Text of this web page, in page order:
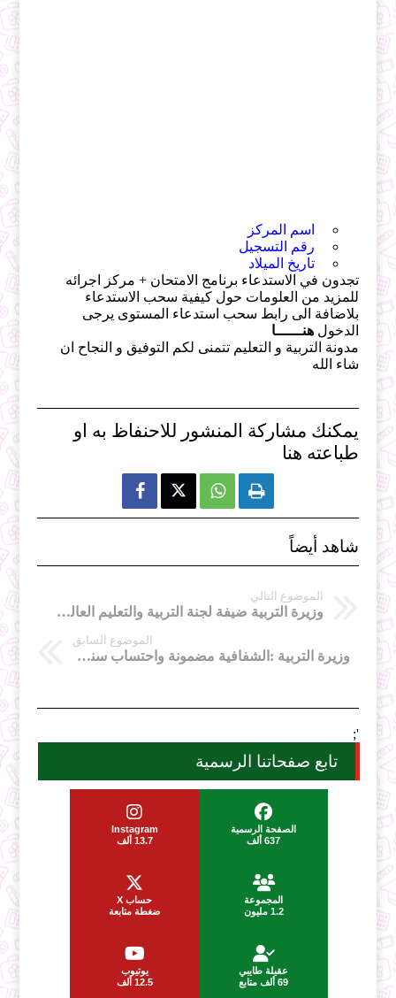
اسم المركز
رقم التسجيل
تاريخ الميلاد
تجدون في الاستدعاء برنامج الامتحان + مركز اجرائه
للمزيد من العلومات حول كيفية سحب الاستدعاء
بلاضافة الى رابط سحب استدعاء المستوى يرجى
الدخولهنــــــا
مدونة التربية و التعليم تتمنى لكم التوفيق و النجاح ان
شاء الله
يمكنك مشاركة المنشور للاحنفاظ به او
طباعته هنا
  
شاهد أيضاً
الموضوع التالي
وزيرة التربية ضيفة لجنة التربية والتعليم العالي والشؤون الدينية
الموضوع السابق
وزيرة التربية :الشفافية مضمونة واحتساب سنوات الخبرة للمتعاقدين
';
تابع صفحاتنا الرسمية
الصفحة الرسمية
637 ألف
Instagram
13.7 ألف
المجموعة
1.2 مليون
حساب X
ضغطة متابعة
عقيلة طايبي
69 ألف متابع
يوتيوب
12.5 ألف